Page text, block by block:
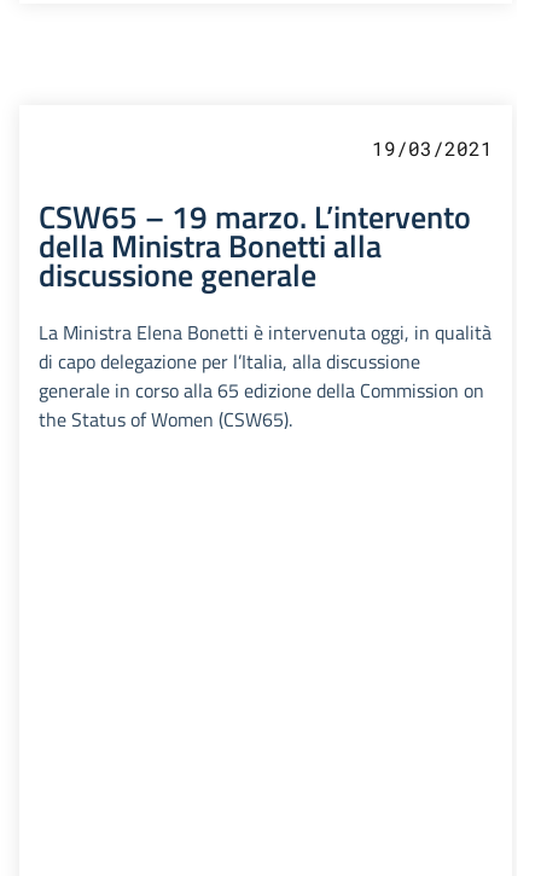
19/03/2021
CSW65 – 19 marzo. L’intervento
della Ministra Bonetti alla
discussione generale
La Ministra Elena Bonetti è intervenuta oggi, in qualità
di capo delegazione per l’Italia, alla discussione
generale in corso alla 65 edizione della Commission on
the Status of Women (CSW65).